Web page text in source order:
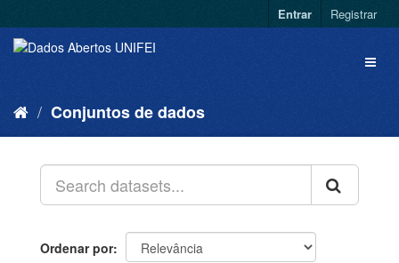
Entrar Registrar
Conjuntos de dados
Ordenar por